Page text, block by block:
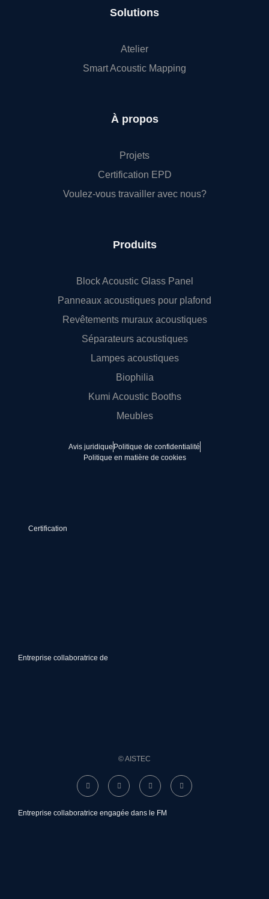
Solutions
Atelier
Smart Acoustic Mapping
À propos
Projets
Certification EPD
Voulez-vous travailler avec nous?
Produits
Block Acoustic Glass Panel
Panneaux acoustiques pour plafond
Revêtements muraux acoustiques
Séparateurs acoustiques
Lampes acoustiques
Biophilia
Kumi Acoustic Booths
Meubles
© AISTEC
Entreprise collaboratrice engagée dans le FM
Entreprise collaboratrice de
Avis juridique Politique de confidentialité
Politique en matière de cookies
Certification